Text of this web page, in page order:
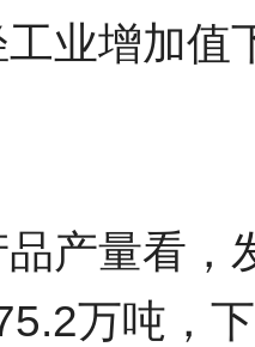
工业增加
产量看
万吨，